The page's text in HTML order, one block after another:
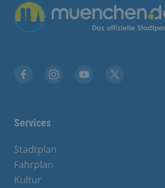
Services
Stadtplan
Fahrplan
Kultur